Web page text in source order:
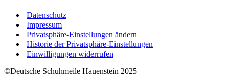
Datenschutz
Impressum
Privatsphäre-Einstellungen ändern
Historie der Privatsphäre-Einstellungen
Einwilligungen widerrufen
©Deutsche Schuhmeile Hauenstein 2025